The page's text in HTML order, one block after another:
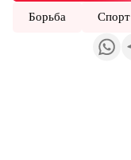
Борьба Спорт